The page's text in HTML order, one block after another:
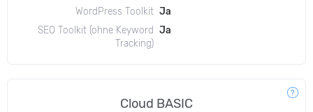
WordPress Toolkit Ja
SEO Toolkit (ohne Keyword
Tracking)
Ja
Cloud BASIC